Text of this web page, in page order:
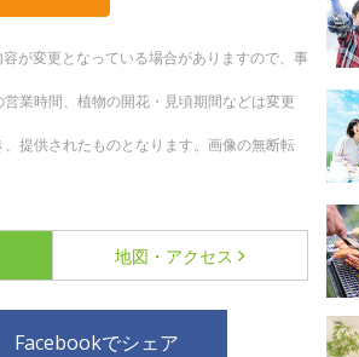
が変更となっている場合がありますので、事
業時間、植物の開花・見頃期間などは変更
提供されたものとなります。画像の無断転
地図・アクセス
Facebookでシェア